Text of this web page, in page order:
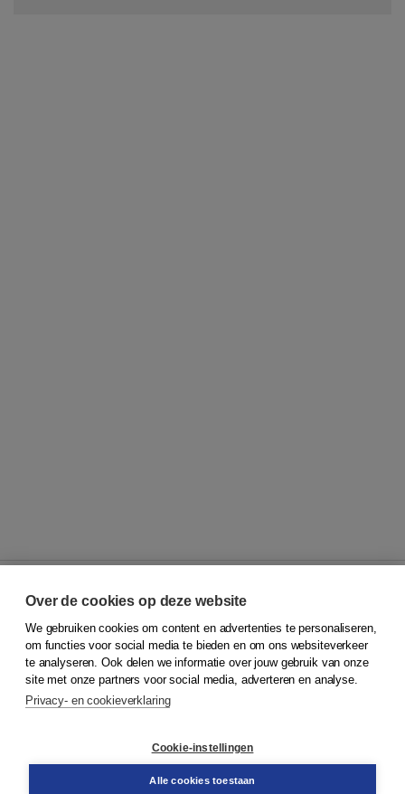
© 2026Koninklijke Boom uitgevers
Klantenservice
Service & informatie
Contact
Over de cookies op deze website
We gebruiken cookies om content en advertenties te personaliseren,
om functies voor social media te bieden en om ons websiteverkeer
te analyseren. Ook delen we informatie over jouw gebruik van onze
site met onze partners voor social media, adverteren en analyse.
Privacy- en cookieverklaring
Cookie-instellingen
Alle cookies toestaan